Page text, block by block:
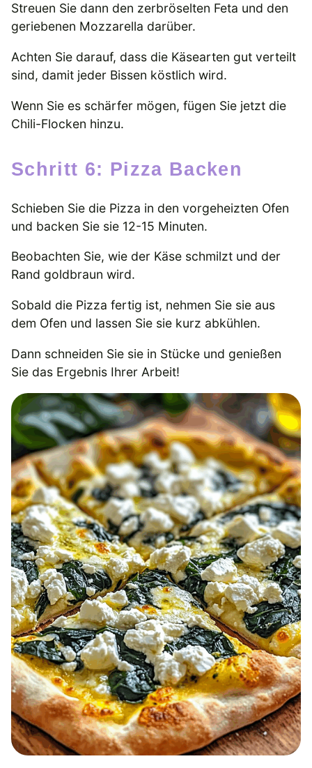
Streuen Sie dann den zerbröselten Feta und den
geriebenen Mozzarella darüber.
Achten Sie darauf, dass die Käsearten gut verteilt
sind, damit jeder Bissen köstlich wird.
Wenn Sie es schärfer mögen, fügen Sie jetzt die
Chili-Flocken hinzu.
Schritt 6: Pizza Backen
Schieben Sie die Pizza in den vorgeheizten Ofen
und backen Sie sie 12-15 Minuten.
Beobachten Sie, wie der Käse schmilzt und der
Rand goldbraun wird.
Sobald die Pizza fertig ist, nehmen Sie sie aus
dem Ofen und lassen Sie sie kurz abkühlen.
Dann schneiden Sie sie in Stücke und genießen
Sie das Ergebnis Ihrer Arbeit!